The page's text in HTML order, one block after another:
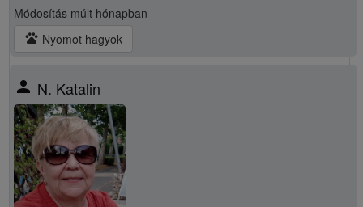
Módosítás múlt hónapban
pets Nyomot hagyok
person N. Katalin